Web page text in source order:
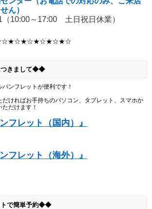
ん）
10:00～17:00 土日祝日休業）
☆★☆★☆★☆★☆
きまして◆◆
ンフレットが便利です！
だければお手持ちのパソコン、タブレット、スマホか
だけます！
フレット（国内）』
フレット（海外）』
で簡単予約◆◆